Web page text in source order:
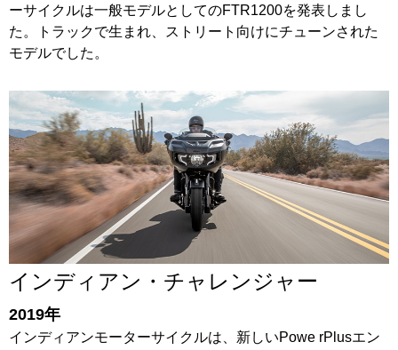
ーサイクルは一般モデルとしてのFTR1200を発表しまし
た。トラックで生まれ、ストリート向けにチューンされた
モデルでした。
インディアン・チャレンジャー
2019年
インディアンモーターサイクルは、新しいPowe rPlusエン